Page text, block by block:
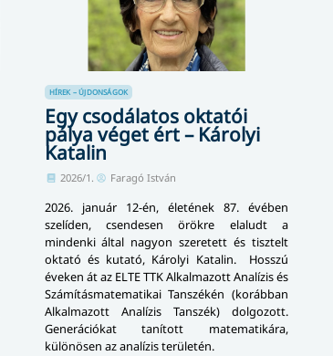
HÍREK – ÚJDONSÁGOK
Egy csodálatos oktatói
pálya véget ért – Károlyi
Katalin
2026/1. Faragó István
2026. január 12-én, életének 87. évében
szelíden, csendesen örökre elaludt a
mindenki által nagyon szeretett és tisztelt
oktató és kutató, Károlyi Katalin. Hosszú
éveken át az ELTE TTK Alkalmazott Analízis és
Számításmatematikai Tanszékén (korábban
Alkalmazott Analízis Tanszék) dolgozott.
Generációkat tanított matematikára,
különösen az analízis területén.